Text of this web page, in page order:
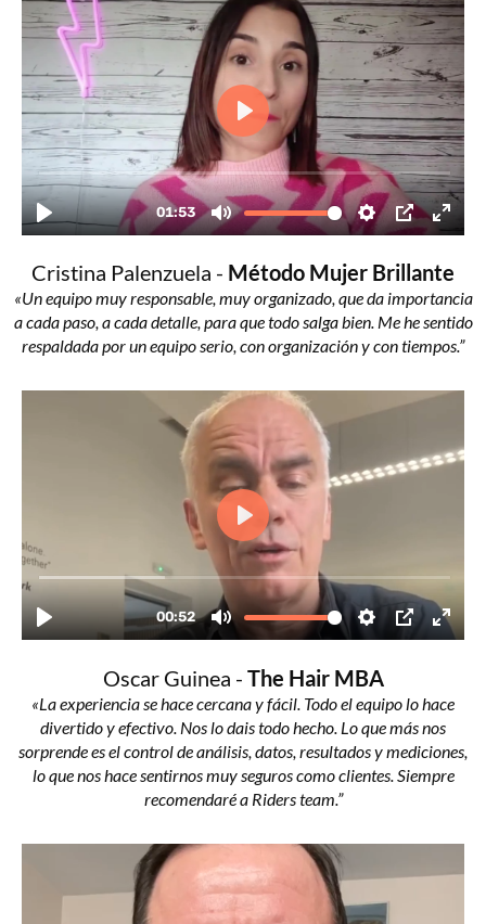
Cristina Palenzuela - Método Mujer Brillante
«Un equipo muy responsable, muy organizado, que da importancia
a cada paso, a cada detalle, para que todo salga bien. Me he sentido
respaldada por un equipo serio, con organización y con tiempos.”
Oscar Guinea - The Hair MBA
«La experiencia se hace cercana y fácil. Todo el equipo lo hace
divertido y efectivo. Nos lo dais todo hecho. Lo que más nos
sorprende es el control de análisis, datos, resultados y mediciones,
lo que nos hace sentirnos muy seguros como clientes. Siempre
recomendaré aRiders team.”